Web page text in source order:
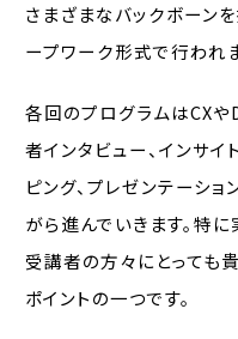
さまざまなバックボーン
ープワーク形式で行われ
各回のプログラムはCXや
者インタビュー、インサイ
ピング、プレゼンテーシ
がら進んでいきます。特
受講者の方々にとっても
ポイントの一つです。